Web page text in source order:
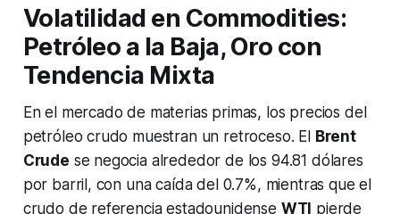
Volatilidad en Commodities:
Petróleo a la Baja, Oro con
Tendencia Mixta
En el mercado de materias primas, los precios del
petróleo crudo muestran un retroceso. El Brent
Crude se negocia alrededor de los 94.81 dólares
por barril, con una caída del 0.7%, mientras que el
crudo de referencia estadounidense WTI pierde